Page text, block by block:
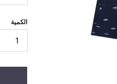
الكمية
1